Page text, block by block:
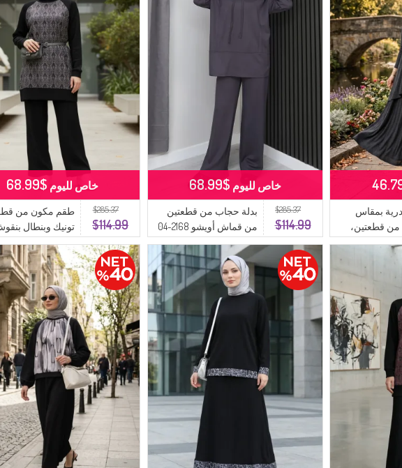
بمقاس
من قطعتين،
$285.37
$114.99
بدلة حجاب من قطعتين
من قماش أويشو 2168-04
أنثراسايت
خاص لليوم $68.99
$285.37
$114.99
طقم مكون من
تونيك وبنطال
الموديل
أنثراسيت بورغندي
خاص لليوم $68.99